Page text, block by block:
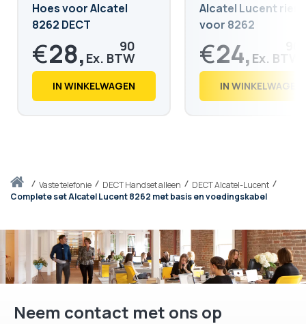
Thuisvaste telefonie DECT Handset alleen
DECT Alcatel-Lucent
Complete set Alcatel Lucent 8262 met basis en voedingskabel
Hoes voor Alcatel
8262 DECT
€28, 90
€ 34,IN WINKELWAGEN
Alcatel Lucent
voor 8262
€24,
€ 30,IN WINKELWAGEN
Neem contact met ons op